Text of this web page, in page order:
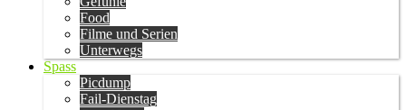
Food
Filme und Serien
Unterwegs
Spass
Picdump
Fail-Dienstag